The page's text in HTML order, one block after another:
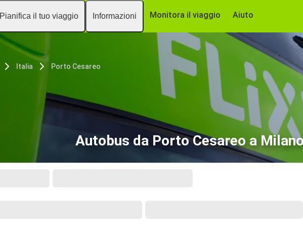
Pianifica il tuo viaggio Informazioni Monitora il viaggio Aiuto
Italia Porto Cesareo
Autobus da Porto Cesareo a